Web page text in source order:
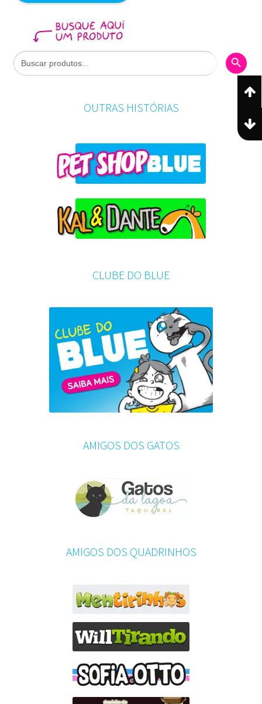
Search
for:
Search
OUTRAS HISTÓRIAS
CLUBE DO BLUE
AMIGOS DOS GATOS
AMIGOS DOS QUADRINHOS